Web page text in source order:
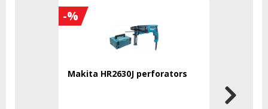
-%
Makita HR2630J perforators